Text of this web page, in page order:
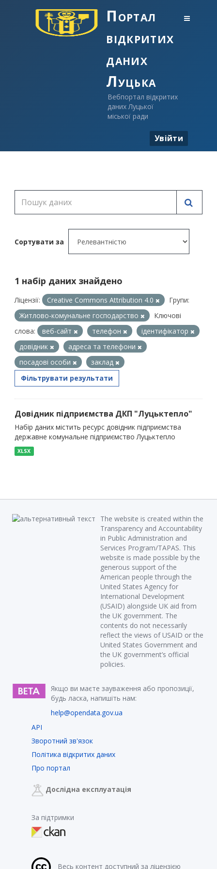
Портал
відкритих
даних
Луцька
Вебпортал відкритих
даних Луцької
міської ради
Увійти
Сортувати за
1 набір даних знайдено
Ліцензії: Creative Commons Attribution 4.0
Групи:
Житлово-комунальне господарство
Ключові
слова:
веб-сайт телефон
ідентифікатор
довідник
адреса та телефони
посадові особи
заклад
Фільтрувати результати
Довідник підприємства ДКП "Луцьктепло"
Набір даних містить ресурс довідник підприємства
державне комунальне підприємство Луцьктепло
XLSX
The website is created within the
Transparency and Accountability
in Public Administration and
Services Program/TAPAS. This
website is made possible by the
generous support of the
American people through the
United States Agency for
International Development
(USAID) alongside UK aid from
the UK government. The
contents do not necessarily
reflect the views of USAID or the
United States Government and
the UK government’s official
policies.
Якщо ви маєте зауваження або пропозиції,
будь ласка, напишіть нам:
help@opendata.gov.ua
API
Зворотний зв'язок
Політика відкритих даних
Про портал
Дослідна експлуатація
За підтримки
Весь контент доступний за ліцензією